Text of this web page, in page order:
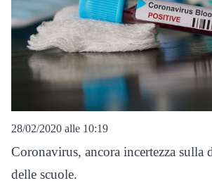
28/02/2020 alle 10:19
Coronavirus, ancora incertezza sulla
delle scuole.